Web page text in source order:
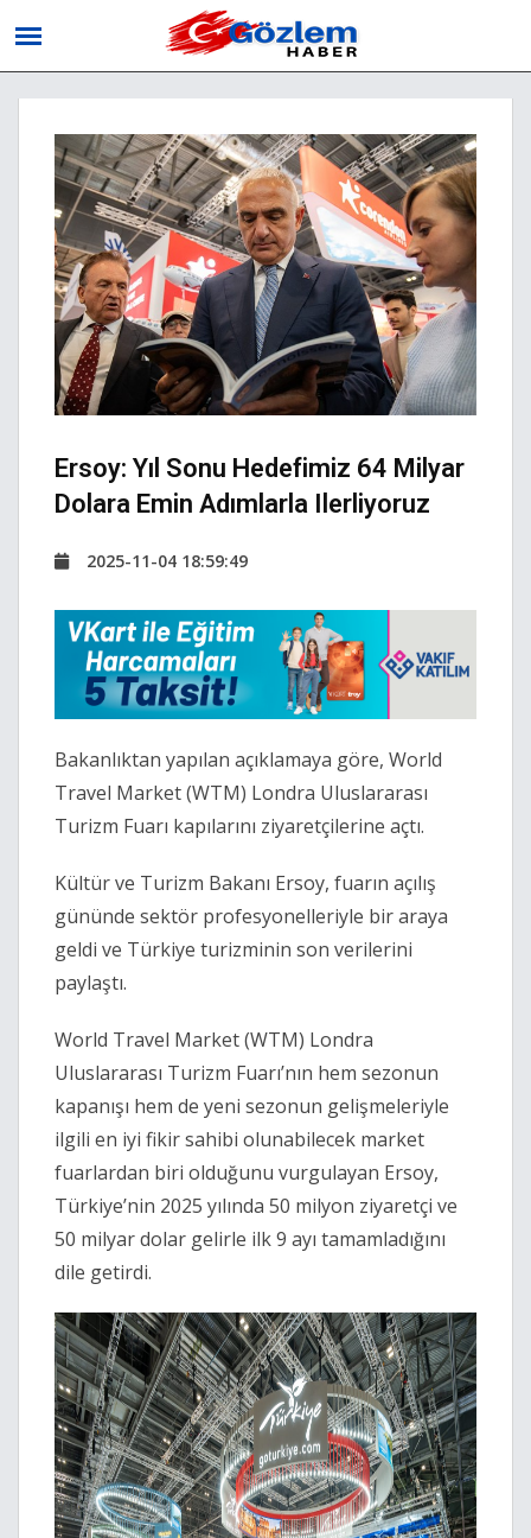
Ersoy: Yıl Sonu Hedefimiz 64 Milyar
Dolara Emin Adımlarla Ilerliyoruz
2025-11-04 18:59:49
Bakanlıktan yapılan açıklamaya göre, World
Travel Market (WTM) Londra Uluslararası
Turizm Fuarı kapılarını ziyaretçilerine açtı.
Kültür ve Turizm Bakanı Ersoy, fuarın açılış
gününde sektör profesyonelleriyle bir araya
geldi ve Türkiye turizminin son verilerini
paylaştı.
World Travel Market (WTM) Londra
Uluslararası Turizm Fuarı’nın hem sezonun
kapanışı hem de yeni sezonun gelişmeleriyle
ilgili en iyi fikir sahibi olunabilecek market
fuarlardan biri olduğunu vurgulayan Ersoy,
Türkiye’nin 2025 yılında 50 milyon ziyaretçi ve
50 milyar dolar gelirle ilk 9 ayı tamamladığını
dile getirdi.